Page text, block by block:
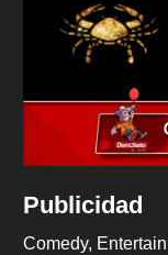
Publicidad
Comedy